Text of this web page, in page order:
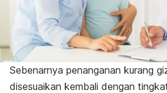
Sebenarnya penanganan kurang
disesuaikan kembali dengan